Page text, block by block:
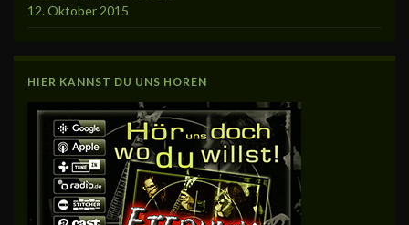
12. Oktober 2015
HIER KANNST DU UNS HÖREN